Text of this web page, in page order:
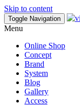
Skip to content
Toggle Navigation
Menu
Online Shop
Concept
Brand
System
Blog
Gallery
Access